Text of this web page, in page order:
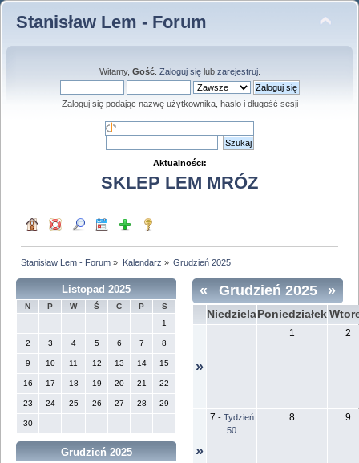
Stanisław Lem - Forum
Witamy, Gość. Zaloguj sięlub zarejestruj.
Zaloguj się podając nazwę użytkownika, hasło i długość sesji
Aktualności:
SKLEP LEM MRÓZ
Stanisław Lem - Forum » Kalendarz » Grudzień 2025
Listopad 2025
N P W Ś C P
S
1
2 3 4 5 6 7 8
9 10 11 12 13 14 15
16 17 18 19 20 21 22
23 24 25 26 27 28 29
30
Grudzień 2025
« »
Grudzień 2025
Niedziela Poniedziałek
»
1 2
»
7 - Tydzień
50
8 9